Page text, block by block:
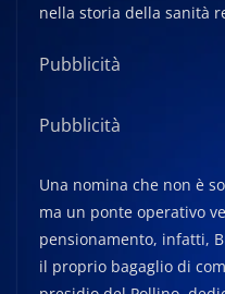
nella storia della sanità
Pubblicità
Pubblicità
Una nomina che non è
ma un ponte operativo
pensionamento, infatti,
il proprio bagaglio di